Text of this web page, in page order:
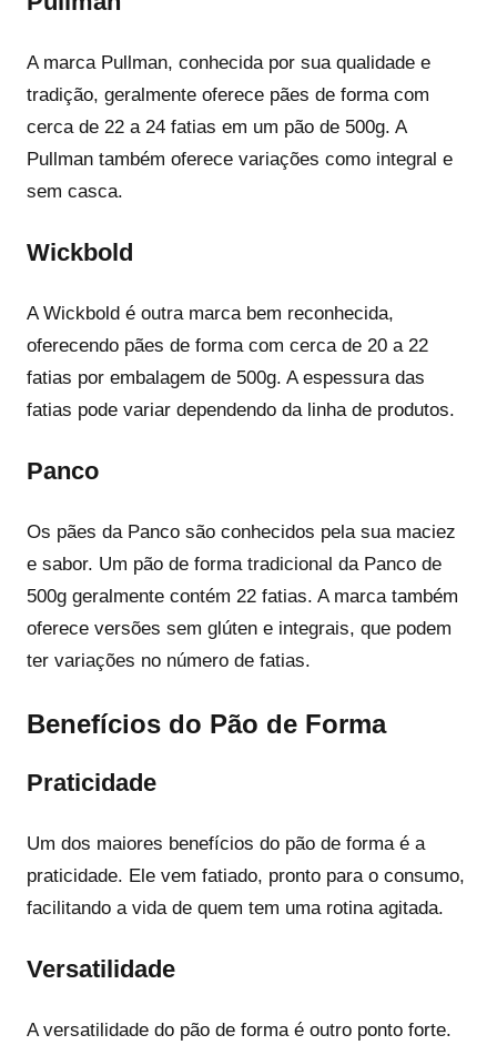
A marca Pullman, conhecida por sua qualidade e
tradição, geralmente oferece pães de forma com
cerca de 22 a 24 fatias em um pão de 500g. A
Pullman também oferece variações como integral e
sem casca.
Wickbold
A Wickbold é outra marca bem reconhecida,
oferecendo pães de forma com cerca de 20 a 22
fatias por embalagem de 500g. A espessura das
fatias pode variar dependendo da linha de produtos.
Panco
Os pães da Panco são conhecidos pela sua maciez
e sabor. Um pão de forma tradicional da Panco de
500g geralmente contém 22 fatias. A marca também
oferece versões sem glúten e integrais, que podem
ter variações no número de fatias.
Benefícios do Pão de Forma
Praticidade
Um dos maiores benefícios do pão de forma é a
praticidade. Ele vem fatiado, pronto para o consumo,
facilitando a vida de quem tem uma rotina agitada.
Versatilidade
A versatilidade do pão de forma é outro ponto forte.